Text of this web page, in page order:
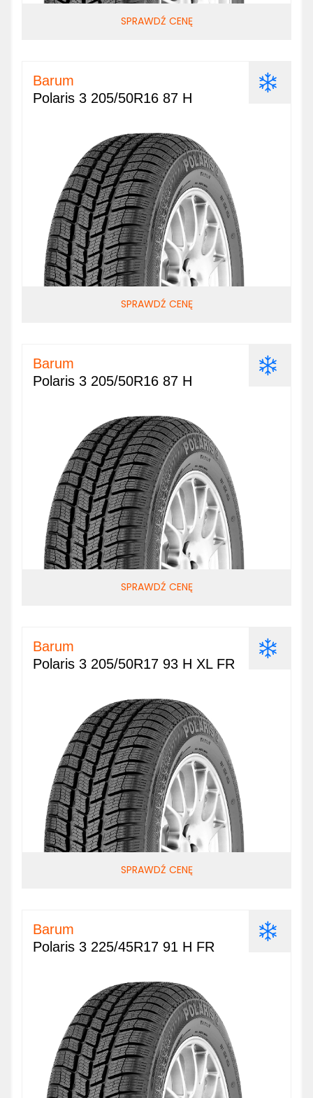
SPRAWDŹ CENĘ
Barum
Polaris 3 205/50R16 87 H
SPRAWDŹ CENĘ
Barum
Polaris 3 205/50R16 87 H
SPRAWDŹ CENĘ
Barum
Polaris 3 205/50R17 93 H XL FR
SPRAWDŹ CENĘ
Barum
Polaris 3 225/45R17 91 H FR